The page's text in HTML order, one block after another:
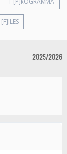
[P]ROGRAMMA
[F]ILES
2025/2026